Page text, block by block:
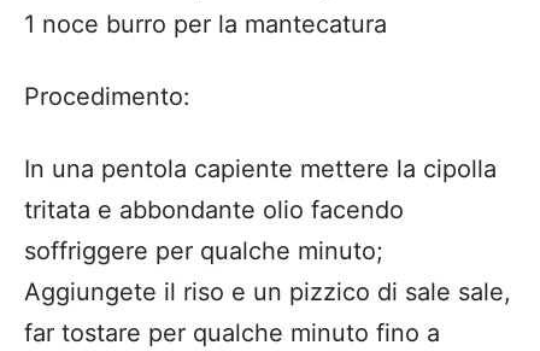
1 noce burro per la mantecatura
Procedimento:
In una pentola capiente mettere la cipolla
tritata e abbondante olio facendo
soffriggere per qualche minuto;
Aggiungete il riso e un pizzico di sale sale,
far tostare per qualche minuto fino a